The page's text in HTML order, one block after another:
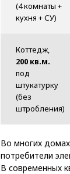
(4 комнаты +
кухня + СУ)
Коттедж,
200 кв.м.
под
штукатурку
(без
штробления)
Во многих
потребители
В современных